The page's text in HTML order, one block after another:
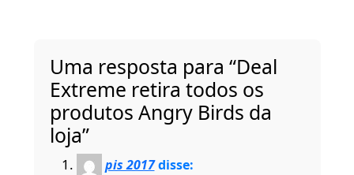
Uma resposta para “Deal
Extreme retira todos os
produtos Angry Birds da
loja”
pis 2017 disse: